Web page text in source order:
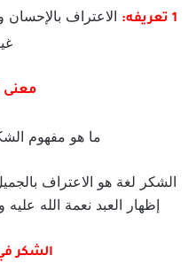
1 تعريفه:
الاعتراف بالإحسان
معنى
ما هو مفهوم
الشكر لغة هو الاعتراف
إظهار العبد نعمة الله
الشكر